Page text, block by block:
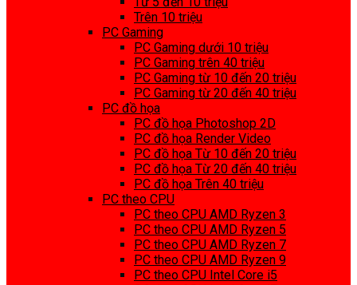
Trên 10 triệu
PC Gaming
PC Gaming dưới 10 triệu
PC Gaming trên 40 triệu
PC Gaming từ 10 đến 20 triệu
PC Gaming từ 20 đến 40 triệu
PC đồ họa
PC đồ họa Photoshop 2D
PC đồ họa Render Video
PC đồ họa Từ 10 đến 20 triệu
PC đồ họa Từ 20 đến 40 triệu
PC đồ họa Trên 40 triệu
PC theo CPU
PC theo CPU AMD Ryzen 3
PC theo CPU AMD Ryzen 5
PC theo CPU AMD Ryzen 7
PC theo CPU AMD Ryzen 9
PC theo CPU Intel Core i5